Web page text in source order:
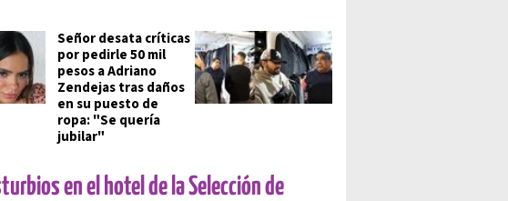
Señor desata críticas
por pedirle 50 mil
pesos a Adriano
Zendejas tras daños
en su puesto de
ropa: "Se quería
jubilar"
en el hotel de la Selección de